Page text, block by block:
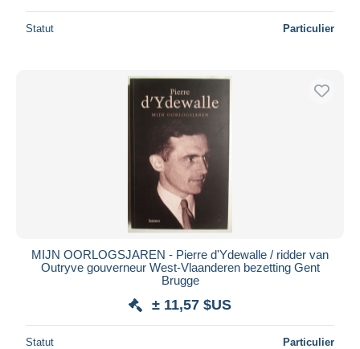
Statut Particulier
MIJN OORLOGSJAREN - Pierre d'Ydewalle / ridder van
Outryve gouverneur West-Vlaanderen bezetting Gent
Brugge
± 11,57 $US
Statut Particulier